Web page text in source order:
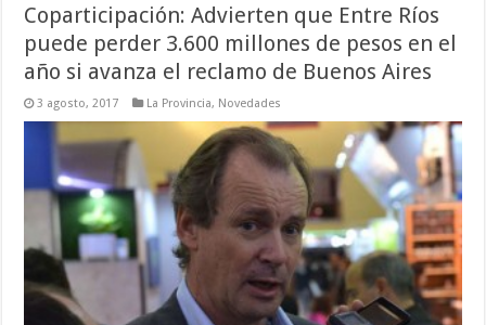
Coparticipación: Advierten que Entre Ríos
puede perder 3.600 millones de pesos en el
año si avanza el reclamo de Buenos Aires
3 agosto, 2017 La Provincia, Novedades